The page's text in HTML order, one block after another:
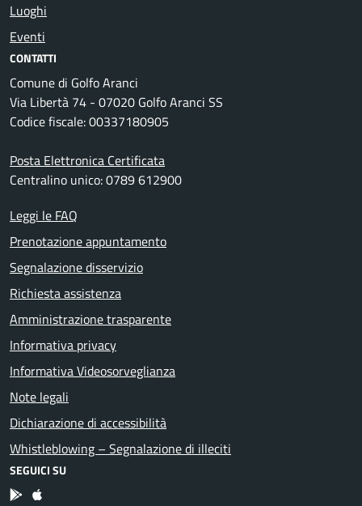
Luoghi
Eventi
CONTATTI
Comune di Golfo Aranci
Via Libertà 74 - 07020 Golfo Aranci SS
Codice fiscale: 00337180905
Posta Elettronica Certificata
Centralino unico: 0789 612900
Leggi le FAQ
Prenotazione appuntamento
Segnalazione disservizio
Richiesta assistenza
Amministrazione trasparente
Informativa privacy
Informativa Videosorveglianza
Note legali
Dichiarazione di accessibilità
Whistleblowing – Segnalazione di illeciti
SEGUICI SU
App Android
App IOS